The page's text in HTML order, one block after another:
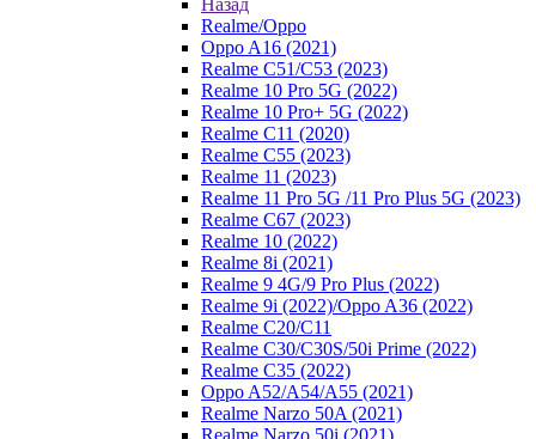
Назад
Realme/Oppo
Oppo A16 (2021)
Realme C51/C53 (2023)
Realme 10 Pro 5G (2022)
Realme 10 Pro+ 5G (2022)
Realme C11 (2020)
Realme C55 (2023)
Realme 11 (2023)
Realme 11 Pro 5G /11 Pro Plus 5G (2023)
Realme C67 (2023)
Realme 10 (2022)
Realme 8i (2021)
Realme 9 4G/9 Pro Plus (2022)
Realme 9i (2022)/Oppo A36 (2022)
Realme C20/C11
Realme C30/C30S/50i Prime (2022)
Realme C35 (2022)
Oppo A52/A54/A55 (2021)
Realme Narzo 50A (2021)
Realme Narzo 50i (2021)